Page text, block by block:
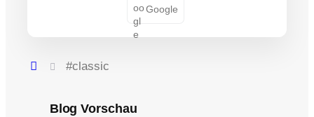
Google
#classic
Blog Vorschau